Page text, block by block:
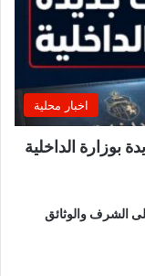
اخبار محلية
بوزارة الداخلية
الشرف والوثائق